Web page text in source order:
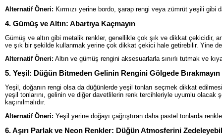
Alternatif Öneri: Kırmızı yerine bordo, şarap rengi veya zümrüt yeşili gibi
4. Gümüş ve Altın: Abartıya Kaçmayın
Gümüş ve altın gibi metalik renkler, genellikle çok şık ve dikkat çekicidir,
ve şık bir şekilde kullanmak yerine çok dikkat çekici hale getirebilir. Yine
Alternatif Öneri: Altın ve gümüş rengini aksesuarlarla sınırlı tutmak ve
5. Yeşil: Düğün Bitmeden Gelinin Rengini Gölgede Bırakmayın
Yeşil, doğanın rengi olsa da düğünlerde yeşil tonları seçmek dikkat
yeşil tonlarını, gelinin ve diğer davetlilerin renk tercihleriyle uyumlu olacak
kaçınılmalıdır.
Alternatif Öneri: Yeşil yerine doğayı çağrıştıran daha pastel tonlarda
6. Aşırı Parlak ve Neon Renkler: Düğün Atmosferini